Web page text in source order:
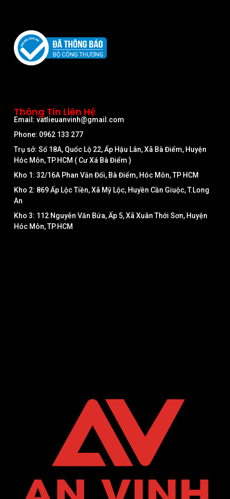
Thông Tin Liên Hệ
Email: vatlieuanvinh@gmail.com
Phone: 0962 133 277
Trụ sở: Số 18A, Quốc Lộ 22, Ấp Hậu Lân, Xã Bà Điểm, Huyện
Hóc Môn, TP.HCM ( Cư Xá Bà Điểm )
Kho 1: 32/16A Phan Văn Đối, Bà Điểm, Hóc Môn, TP HCM
Kho 2: 869 Ấp Lộc Tiền, Xã Mỹ Lộc, Huyền Cần Giuộc, T.Long
An
Kho 3: 112 Nguyễn Văn Bứa, Ấp 5, Xã Xuân Thới Sơn, Huyện
Hóc Môn, TP.HCM